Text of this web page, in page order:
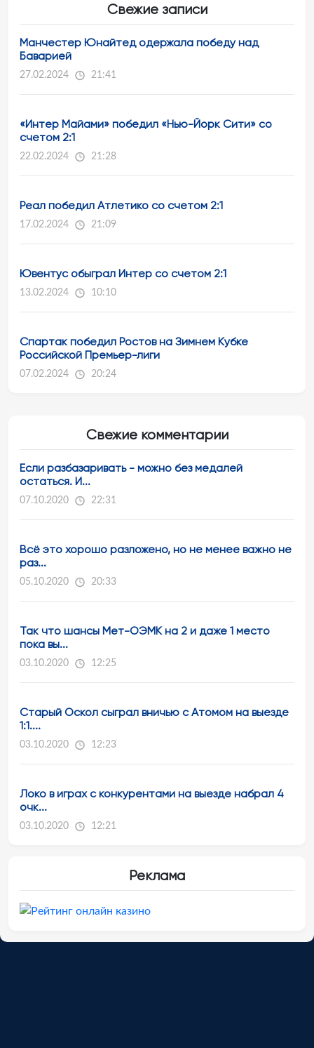
Свежие записи
Манчестер Юнайтед одержала победу над
Баварией
27.02.2024 21:41
«Интер Майами» победил «Нью-Йорк Сити» со
счетом 2:1
22.02.2024 21:28
Реал победил Атлетико со счетом 2:1
17.02.2024 21:09
Ювентус обыграл Интер со счетом 2:1
13.02.2024 10:10
Спартак победил Ростов на Зимнем Кубке
Российской Премьер-лиги
07.02.2024 20:24
Свежие комментарии
Если разбазаривать - можно без медалей
остаться. И...
07.10.2020 22:31
Всё это хорошо разложено, но не менее важно не
раз...
05.10.2020 20:33
Так что шансы Мет-ОЭМК на 2 и даже 1 место
пока вы...
03.10.2020 12:25
Старый Оскол сыграл вничью с Атомом на выезде
1:1....
03.10.2020 12:23
Локо в играх с конкурентами на выезде набрал 4
очк...
03.10.2020 12:21
Реклама